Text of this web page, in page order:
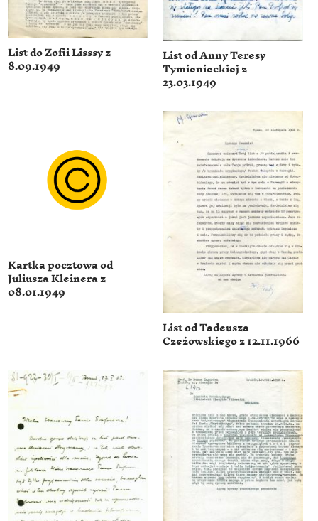
List do Zofii Lisssy z
8.09.1949 List od Anny Teresy
Tymienieckiej z
23.03.1949
Kartka pocztowa od
Juliusza Kleinera z
08.01.1949
List od Tadeusza
Czeżowskiego z 12.11.1966